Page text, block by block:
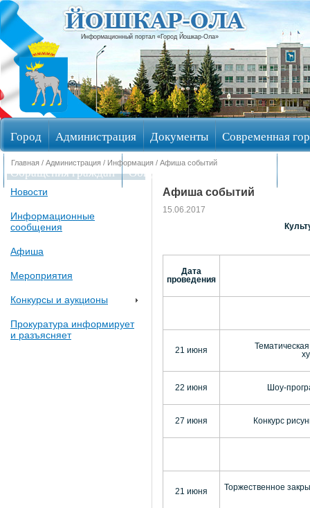
Информационный портал «Город Йошкар-Ола»
Город Администрация Документы Современная
Обращения граждан Общественные обсуждения
Главная / Администрация / Информация / Афиша событий
Новости
Информационные
сообщения
Афиша
Мероприятия
Конкурсы и аукционы
Прокуратура информирует
и разъясняет
Афиша событий
15.06.2017
Дата
проведения
21 июня
22 июня Шоу-
27 июня Конкурс
21 июня Торжественное